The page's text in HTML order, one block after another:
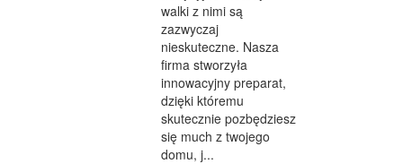
SPRZĘT MEDYCZNY
STRONY WWW
OPROGRAMOWANIE
KONTAKT
walki z nimi są
zazwyczaj
nieskuteczne. Nasza
firma stworzyła
innowacyjny preparat,
dzięki któremu
skutecznie pozbędziesz
się much z twojego
domu, j...